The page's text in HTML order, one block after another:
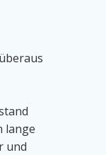
lange
und